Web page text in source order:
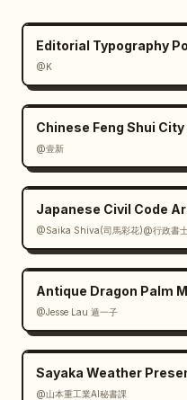
dormante à la
racines, l'émergence
développement du
la nouaison, la
graines et le
Ajoutez un petit
environnementaux en
indicateurs sous
lumière, la
nutriments et l'air.
bilingue partout,
dans une police
L'esthétique doit
beige atténué, des
Editorial Typography
@K
Chinese Feng Shui
@壹新
Japanese Civil Code
@Saika Shiva(司馬彩花)@行政書
Antique Dragon Palm
@Jesse Lau 遁一子
Sayaka Weather
@山本重工業AI秘書課